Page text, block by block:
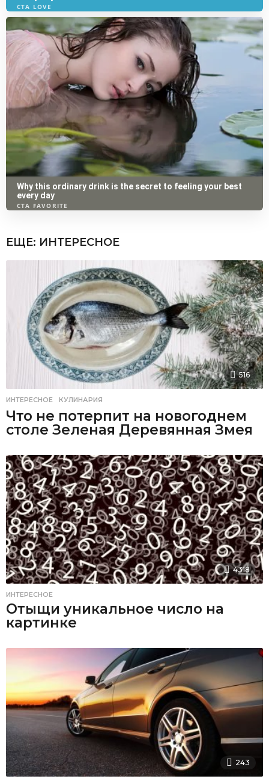
ЕЩЕ: ИНТЕРЕСНОЕ
516
ИНТЕРЕСНОЕ ,КУЛИНАРИЯ
Что не потерпит на новогоднем
столе Зеленая Деревянная Змея
4318
ИНТЕРЕСНОЕ
Отыщи уникальное число на
картинке
243